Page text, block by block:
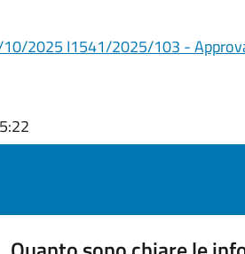
2025 I1541/2025/103 -